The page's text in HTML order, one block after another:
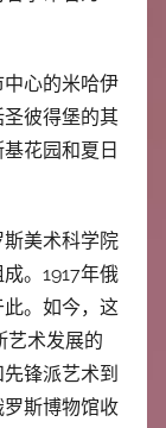
心的米哈伊
彼得堡的其
花园和夏日
美术科学院
。1917年俄
。如今，这
艺术发展的
锋派艺术到
斯博物馆收